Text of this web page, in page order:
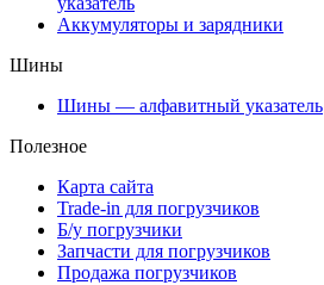
Аккумуляторы и зарядники
Шины
Шины — алфавитный указатель
Полезное
Карта сайта
Trade-in для погрузчиков
Б/у погрузчики
Запчасти для погрузчиков
Продажа погрузчиков